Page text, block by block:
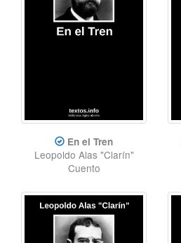
En el Tren
Leopoldo Alas "Clarín"
Cuento